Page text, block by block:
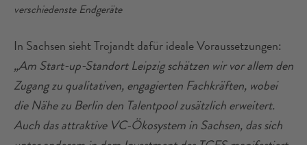
verschiedenste Endgeräte
In Sachsen sieht Trojandt dafür ideale Voraussetzungen:
„Am Start-up-Standort Leipzig schätzen wir vor allem den
Zugang zu qualitativen, engagierten Fachkräften, wobei
die Nähe zu Berlin den Talentpool zusätzlich erweitert.
Auch das attraktive VC-Ökosystem in Sachsen, das sich